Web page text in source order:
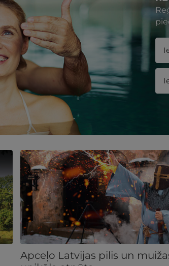
Apceļo Latvijas pilis un